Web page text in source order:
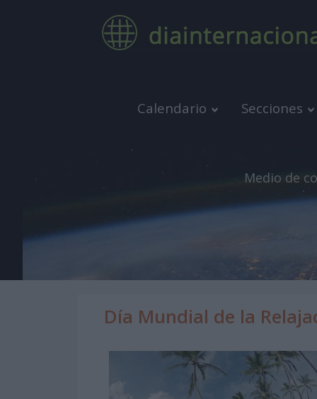
Calendario Secciones
Medio de
Día Mundial de la